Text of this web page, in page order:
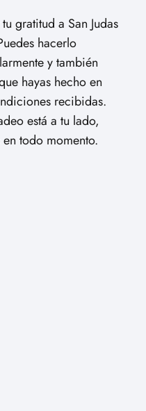
gratitud a San Judas
hacerlo
y también
hayas hecho en
recibidas.
está a tu lado,
todo momento.